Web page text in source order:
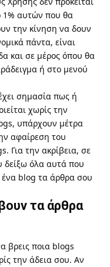
1% αυτών που θα
την κίνηση να δουν
πάντα, είναι
και σε μέρος όπου θα
ή στο μενού
σημασία πως ή
χωρίς την
υπάρχουν μέτρα
αφαίρεση του
Για την ακρίβεια, σε
όλα αυτά που
ένα blog τα άρθρα σου
τα άρθρα
βρεις ποια blogs
την άδεια σου. Αν